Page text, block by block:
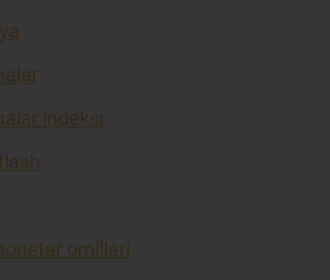
indeksi
omillari